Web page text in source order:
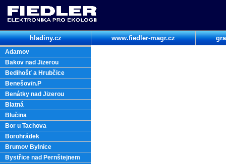
hladiny.cz www.fiedler-magr.cz
Adamov
Bakov nad Jizerou
Bedihošť a Hrubčice
Benešov/n.P
Benátky nad Jizerou
Blatná
Blučina
Bor u Tachova
Borohrádek
Brumov Bylnice
Bystřice nad Pernštejnem